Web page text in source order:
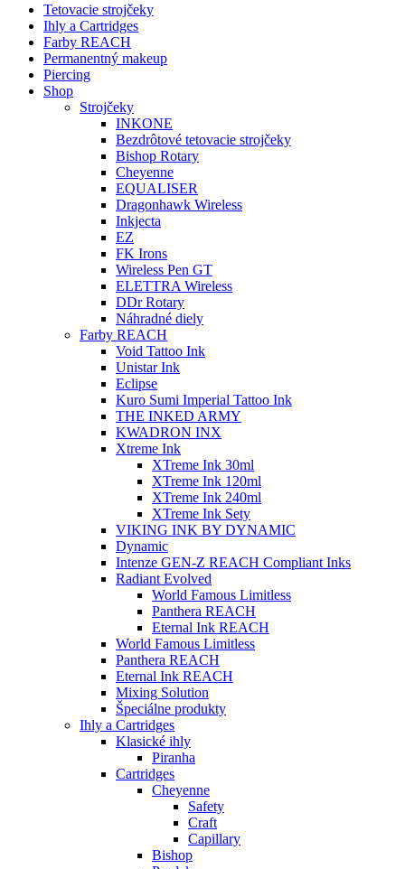
Tetovacie strojčeky
Ihly a Cartridges
Farby REACH
Permanentný makeup
Piercing
Shop
Strojčeky
INKONE
Bezdrôtové tetovacie strojčeky
Bishop Rotary
Cheyenne
EQUALISER
Dragonhawk Wireless
Inkjecta
EZ
FK Irons
Wireless Pen GT
ELETTRA Wireless
DDr Rotary
Náhradné diely
Farby REACH
Void Tattoo Ink
Unistar Ink
Eclipse
Kuro Sumi Imperial Tattoo Ink
THE INKED ARMY
KWADRON INX
Xtreme Ink
XTreme Ink 30ml
XTreme Ink 120ml
XTreme Ink 240ml
XTreme Ink Sety
VIKING INK BY DYNAMIC
Dynamic
Intenze GEN-Z REACH Compliant Inks
Radiant Evolved
World Famous Limitless
Panthera REACH
Eternal Ink REACH
World Famous Limitless
Panthera REACH
Eternal Ink REACH
Mixing Solution
Špeciálne produkty
Ihly a Cartridges
Klasické ihly
Piranha
Cartridges
Cheyenne
Safety
Craft
Capillary
Bishop